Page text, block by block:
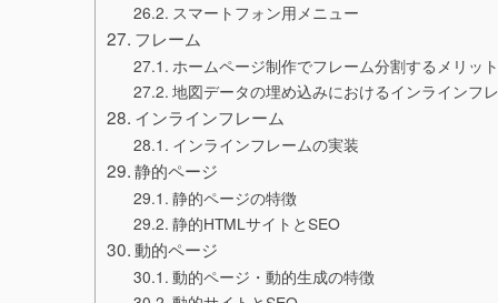
スマートフォン用メニュー
フレーム
ホームページ制作でフレーム分割するメリット
地図データの埋め込みにおけるインラインフ
インラインフレーム
インラインフレームの実装
静的ページ
静的ページの特徴
静的HTMLサイトとSEO
動的ページ
動的ページ・動的生成の特徴